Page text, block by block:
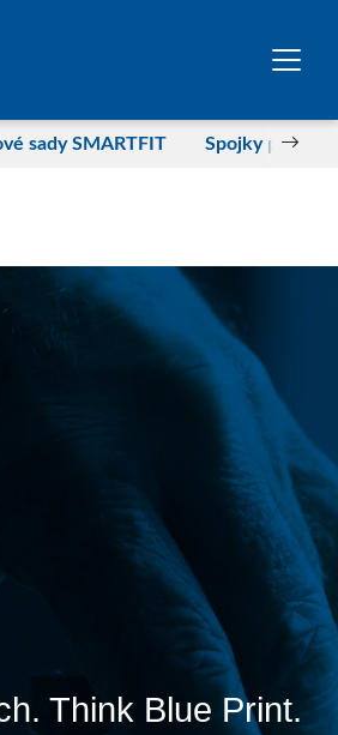
sady SMARTFIT Spojky pro LCV
Think Blue Print.